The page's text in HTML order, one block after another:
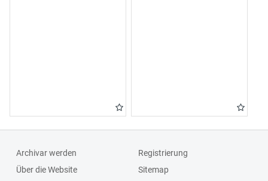
Archivar werden
Über die Website
Registrierung
Sitemap